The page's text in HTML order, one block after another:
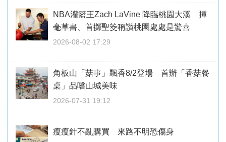
NBA灌籃王Zach LaVine 降臨桃園大溪 揮
毫草書、首擲聖筊稱讚桃園處處是驚喜
2026-08-02 17:29
角板山「菇事」飄香8/2登場 首辦「香菇餐
桌」品嚐山城美味
2026-07-31 19:12
瘦瘦針不亂購買 來路不明恐傷身